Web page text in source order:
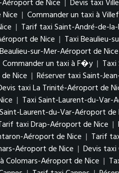
de Nice | Devis taxi
| Commander un taxi à
| Tarif taxi Saint-André-de-
de Nice | Taxi Beaulieu-
sur-Mer-Aéroport de Nice
Commander un taxi à F�y |
Nice | Réserver taxi Saint-
taxi La Trinité-Aéroport de
| Taxi Saint-Laurent-du-Var-
Laurent-du-Var-Aéroport de
taxi Drap-Aéroport de Nice |
Aéroport de Nice | Tarif
Aéroport de Nice | Devis
Colomars-Aéroport de Nice |